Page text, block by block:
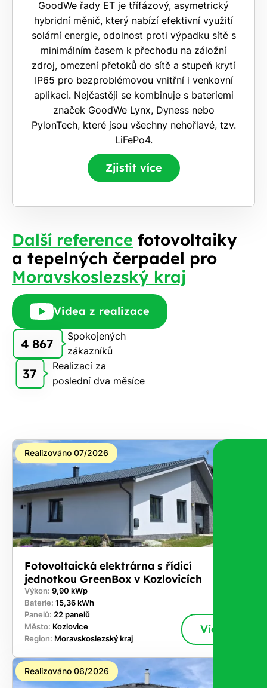
GoodWe řady ET je třífázový, asymetrický
hybridní měnič, který nabízí efektivní využití
solární energie, odolnost proti výpadku sítě s
minimálním časem k přechodu na záložní
zdroj, omezení přetoků do sítě a stupeň krytí
IP65 pro bezproblémovou vnitřní i venkovní
aplikaci. Nejčastěji se kombinuje s bateriemi
značek GoodWe Lynx, Dyness nebo
PylonTech, které jsou všechny nehořlavé, tzv.
LiFePo4.
Zjistit více
Další reference fotovoltaiky
a tepelných čerpadel pro
Moravskoslezský kraj
Videa z realizace
4 867
Spokojených
zákazníků
37
Realizací za
poslední dva měsíce
Realizováno 07/2026
Fotovoltaická elektrárna s řídicí
jednotkou GreenBox v Kozlovicích
Výkon: 9,90 kWp
Baterie: 15,36 kWh
Panelů: 22 panelů
Město: Kozlovice
Region: Moravskoslezský kraj
Více
Realizováno 06/2026